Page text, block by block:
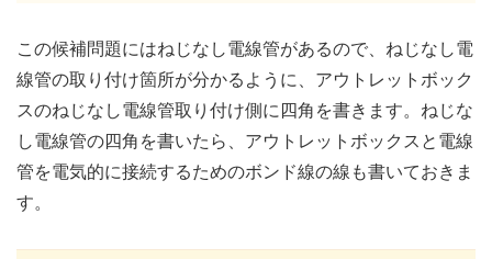
この候補問題にはねじなし電線管があるので、ねじなし電
線管の取り付け箇所が分かるように、アウトレットボック
スのねじなし電線管取り付け側に四角を書きます。ねじな
し電線管の四角を書いたら、アウトレットボックスと電線
管を電気的に接続するためのボンド線の線も書いておきま
す。